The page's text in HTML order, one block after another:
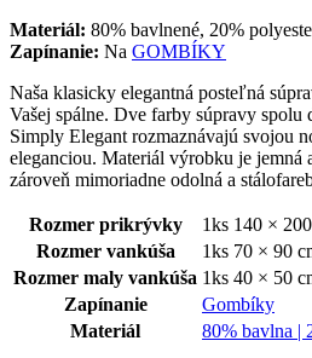
Materiál: 80% bavlnené, 20%
Zapínanie: Na GOMBÍKY
Naša klasicky elegantná posteľná
Vašej spálne. Dve farby súpravy
Simply Elegant rozmaznávajú svojou
eleganciou. Materiál výrobku je jemná
zároveň mimoriadne odolná a
Rozmer prikrývky
1ks 140 ×
Rozmer vankúša
1ks 70 × 90
Rozmer maly vankúša 1ks 40 × 50
Zapínanie
Gombíky
Materiál
80% bavlna |